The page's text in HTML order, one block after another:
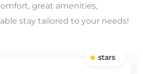
great amenities,
stay tailored to your needs!
stars